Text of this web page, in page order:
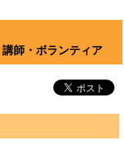
講師・ボランティア